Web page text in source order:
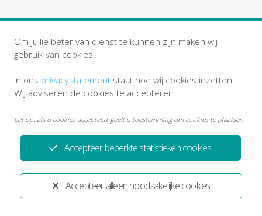
Privacystatement Disclaimer
Ontwikkeld door:Yardzorgsites.nl
Accepteer alleen noodzakelijke cookies
Accepteer beperkte statistieken cookies
Om jullie beter van dienst te kunnen zijn maken wij
gebruik van cookies.
In ons privacystatement staat hoe wij cookies inzetten.
Wij adviseren de cookies te accepteren.
Let op: als u cookies accepteert geeft u toestemming om cookies te plaatsen.